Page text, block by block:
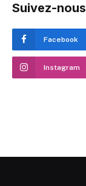
Suivez-nous
Facebook
Instagram